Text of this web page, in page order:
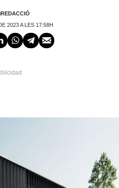
REDACCIÓ
2023 A LES 17:58H